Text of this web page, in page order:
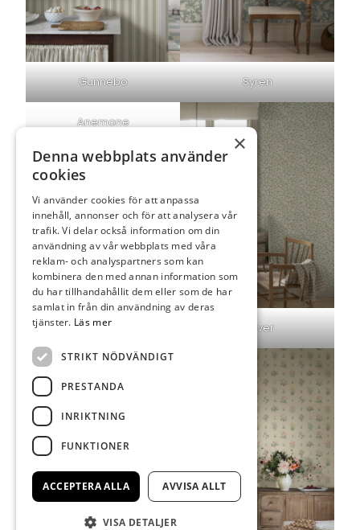
Gunnebo Syren
Anemone
Klöver
×
Denna webbplats använder
cookies
Vi använder cookies för att anpassa
innehåll, annonser och för att analysera vår
trafik. Vi delar också information om din
användning av vår webbplats med våra
reklam- och analyspartners som kan
kombinera den med annan information som
du har tillhandahållit dem eller som de har
samlat in från din användning av deras
tjänster. Läs mer
STRIKT NÖDVÄNDIGT
PRESTANDA
INRIKTNING
FUNKTIONER
ACCEPTERA ALLA AVVISA ALLT
VISA DETALJER